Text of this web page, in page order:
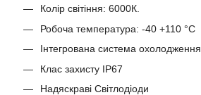
Колір світіння: 6000К.
Робоча температура: -40 +110 °C
Інтегрована система охолодження
Клас захисту IP67
Надяскраві Світлодіоди